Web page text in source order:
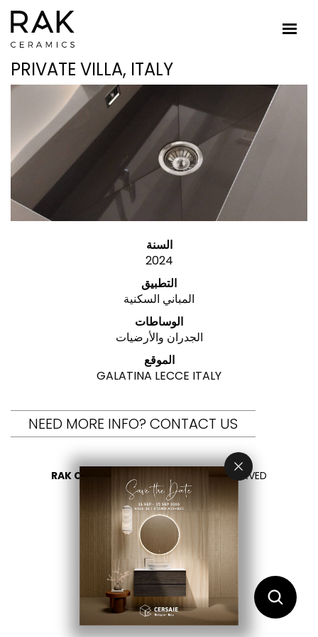
PRIVATE VILLA, ITALY
السنة
2024
التطبيق
المباني السكنية
الوساطات
الجدران والأرضيات
الموقع
GALATINA LECCE ITALY
NEED MORE INFO? CONTACT US
RAK CERAMICS 2026 - ALL RIGHTS RESERVED
PRIVACY
CONTACT US
اختر بلدك
AR
EN FR